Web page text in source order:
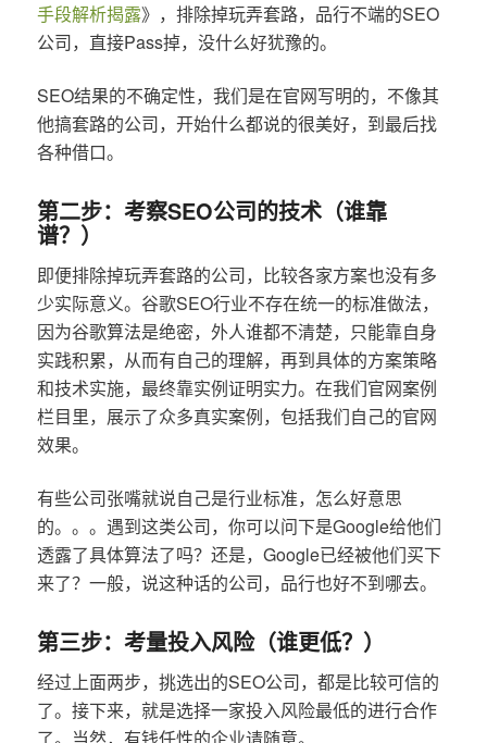
手段解析揭露》，排除掉玩弄套路，品行不端的SEO
公司，直接Pass掉，没什么好犹豫的。
SEO结果的不确定性，我们是在官网写明的，不像其
他搞套路的公司，开始什么都说的很美好，到最后找
各种借口。
第二步：考察SEO公司的技术（谁靠
谱？）
即便排除掉玩弄套路的公司，比较各家方案也没有多
少实际意义。谷歌SEO行业不存在统一的标准做法，
因为谷歌算法是绝密，外人谁都不清楚，只能靠自身
实践积累，从而有自己的理解，再到具体的方案策略
和技术实施，最终靠实例证明实力。在我们官网案例
栏目里，展示了众多真实案例，包括我们自己的官网
效果。
有些公司张嘴就说自己是行业标准，怎么好意思
的。。。遇到这类公司，你可以问下是Google给他们
透露了具体算法了吗？还是，Google已经被他们买下
来了？一般，说这种话的公司，品行也好不到哪去。
第三步：考量投入风险（谁更低？）
经过上面两步，挑选出的SEO公司，都是比较可信的
了。接下来，就是选择一家投入风险最低的进行合作